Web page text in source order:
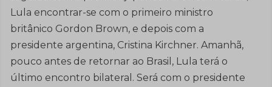
Lula encontrar-se com o primeiro ministro
britânico Gordon Brown, e depois com a
presidente argentina, Cristina Kirchner. Amanhã,
pouco antes de retornar ao Brasil, Lula terá o
último encontro bilateral. Será com o presidente